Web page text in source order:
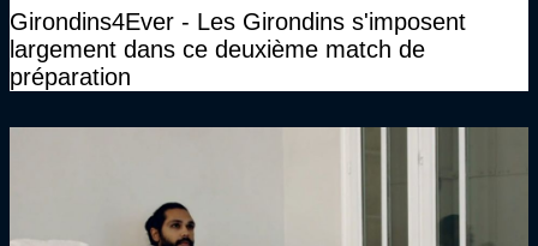
Girondins4Ever - Les Girondins s'imposent
largement dans ce deuxième match de
préparation